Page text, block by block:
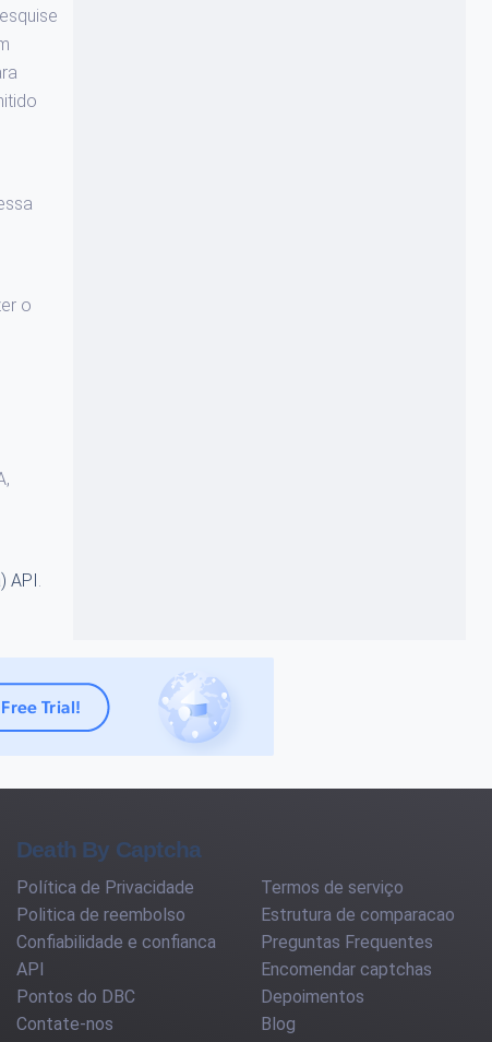
o
API.
Death By Captcha
Política de Privacidade
Termos de serviço
Politica de reembolso
Estrutura de comparacao
Confiabilidade e confianca
Preguntas Frequentes
API
Encomendar captchas
Pontos do DBC
Depoimentos
Contate-nos
Blog